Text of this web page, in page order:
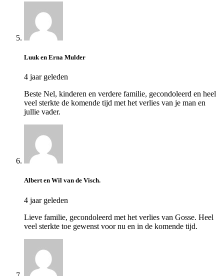
Luuk en Erna Mulder
4 jaar geleden
Beste Nel, kinderen en verdere familie, gecondoleerd en heel
veel sterkte de komende tijd met het verlies van je man en
jullie vader.
Albert en Wil van de Visch.
4 jaar geleden
Lieve familie, gecondoleerd met het verlies van Gosse. Heel
veel sterkte toe gewenst voor nu en in de komende tijd.